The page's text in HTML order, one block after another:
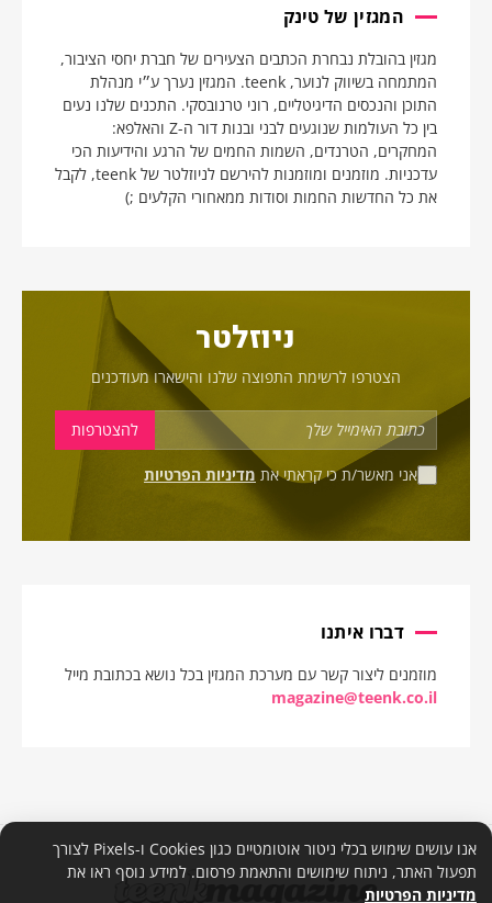
המגזין של טינק
מגזין בהובלת נבחרת הכתבים הצעירים של חברת יחסי הציבור,
המתמחה בשיווק לנוער, teenk. המגזין נערך ע״י מנהלת
התוכן והנכסים הדיגיטליים, רוני טרנובסקי. התכנים שלנו נעים
בין כל העולמות שנוגעים לבני ובנות דור ה-Z והאלפא:
המחקרים, הטרנדים, השמות החמים של הרגע והידיעות הכי
עדכניות. מוזמנים ומוזמנות להירשם לניוזלטר של teenk, לקבל
את כל החדשות החמות וסודות ממאחורי הקלעים ;)
ניוזלטר
הצטרפו לרשימת התפוצה שלנו והישארו מעודכנים
אני מאשר/ת כי קראתי את מדיניות הפרטיות
דברו איתנו
מוזמנים ליצור קשר עם מערכת המגזין בכל נושא בכתובת מייל
magazine@teenk.co.il
אנו עושים שימוש בכלי ניטור אוטומטיים כגון Cookies ו-Pixels לצורך
תפעול האתר, ניתוח שימושים והתאמת פרסום. למידע נוסף ראו את
מדיניות הפרטיות